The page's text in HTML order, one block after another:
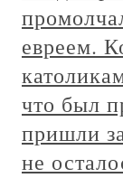
евреем.
что был
пришли
не